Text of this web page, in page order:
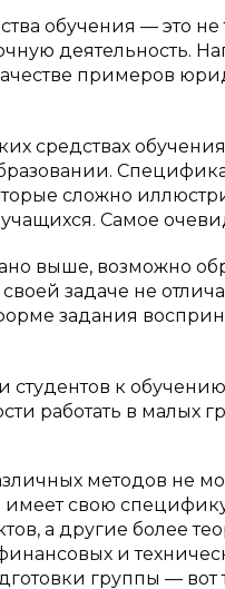
обучения — это
деятельность.
примеров
средствах
Специфика
сложно
Самое
выше, возможно
задаче не
задания
студентов к
работать в малых
методов не
имеет свою
а другие более
и
группы —